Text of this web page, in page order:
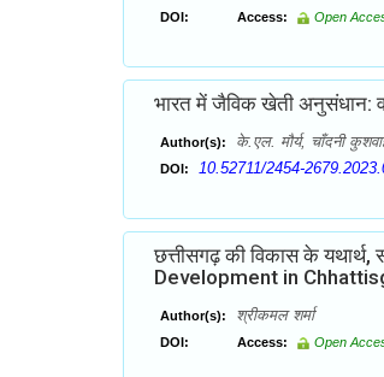
DOI: Access: Open
भारत में जैविक खेती अनुसंधान:
Author(s): के.एल. मौर्य, चाँदनी
DOI: 10.52711/2454-
छत्तीसगढ़ की विकास के
Development in
Author(s): श्रीकमल शर्मा
DOI: Access: Open